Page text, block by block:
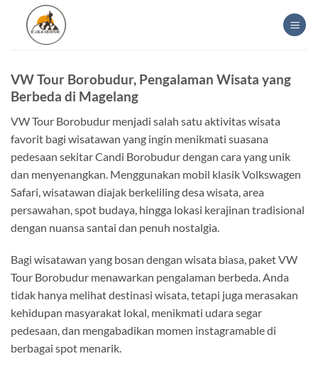
content
VW Tour Borobudur, Pengalaman Wisata yang
Berbeda di Magelang
VW Tour Borobudur menjadi salah satu aktivitas wisata
favorit bagi wisatawan yang ingin menikmati suasana
pedesaan sekitar Candi Borobudur dengan cara yang unik
dan menyenangkan. Menggunakan mobil klasik Volkswagen
Safari, wisatawan diajak berkeliling desa wisata, area
persawahan, spot budaya, hingga lokasi kerajinan tradisional
dengan nuansa santai dan penuh nostalgia.
Bagi wisatawan yang bosan dengan wisata biasa, paket VW
Tour Borobudur menawarkan pengalaman berbeda. Anda
tidak hanya melihat destinasi wisata, tetapi juga merasakan
kehidupan masyarakat lokal, menikmati udara segar
pedesaan, dan mengabadikan momen instagramable di
berbagai spot menarik.